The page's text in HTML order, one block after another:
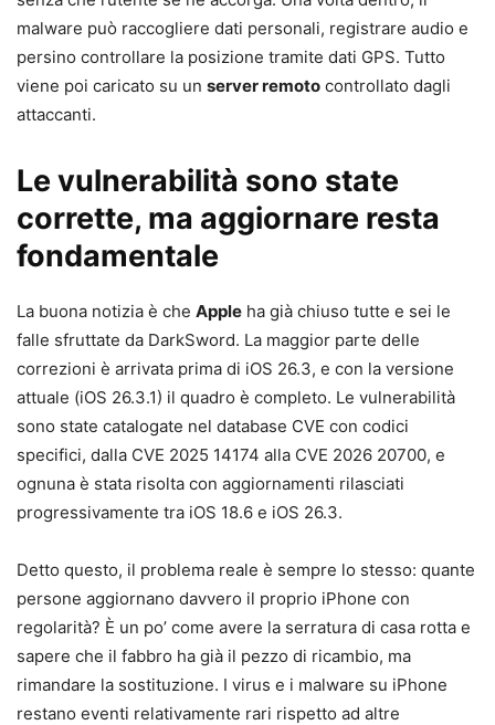
malware può raccogliere dati personali, registrare audio e
persino controllare la posizione tramite dati GPS. Tutto
viene poi caricato su un server remoto controllato dagli
attaccanti.
Le vulnerabilità sono state
corrette, ma aggiornare resta
fondamentale
La buona notizia è che Apple ha già chiuso tutte e sei le
falle sfruttate da DarkSword. La maggior parte delle
correzioni è arrivata prima di iOS 26.3, e con la versione
attuale (iOS 26.3.1) il quadro è completo. Le vulnerabilità
sono state catalogate nel database CVE con codici
specifici, dalla CVE 2025 14174 alla CVE 2026 20700, e
ognuna è stata risolta con aggiornamenti rilasciati
progressivamente tra iOS 18.6 e iOS 26.3.
Detto questo, il problema reale è sempre lo stesso: quante
persone aggiornano davvero il proprio iPhone con
regolarità? È un po’ come avere la serratura di casa rotta e
sapere che il fabbro ha già il pezzo di ricambio, ma
rimandare la sostituzione. I virus e i malware su iPhone
restano eventi relativamente rari rispetto ad altre